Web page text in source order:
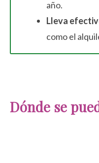
año.
Lleva
como el
Dónde se